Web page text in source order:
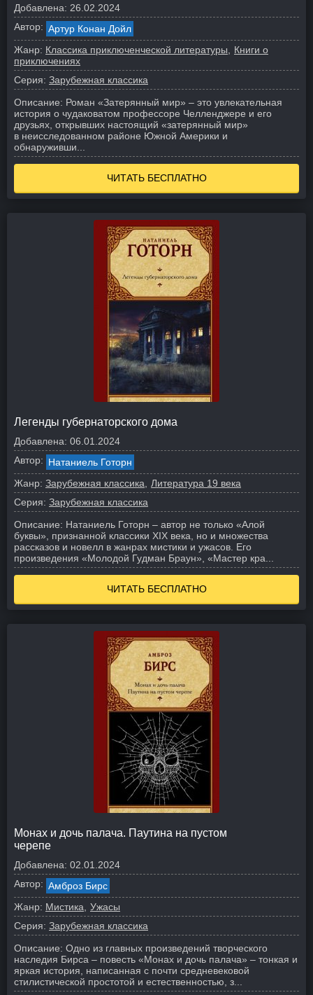
Добавлена: 26.02.2024
Автор: Артур Конан Дойл
Жанр: Классика приключенческой литературы
Книги о
приключениях
Серия: Зарубежная классика
Описание: Роман «Затерянный мир» – это увлекательная
история о чудаковатом профессоре Челленджере и его
друзьях, открывших настоящий «затерянный мир»
в неисследованном районе Южной Америки и
обнаруживши...
ЧИТАТЬ БЕСПЛАТНО
Легенды губернаторского дома
Добавлена: 06.01.2024
Автор: Натаниель Готорн
Жанр: Зарубежная классика
Литература 19 века
Серия: Зарубежная классика
Описание: Натаниель Готорн – автор не только «Алой
буквы», признанной классики XIX века, но и множества
рассказов и новелл в жанрах мистики и ужасов. Его
произведения «Молодой Гудман Браун», «Мастер кра...
ЧИТАТЬ БЕСПЛАТНО
Монах и дочь палача. Паутина на пустом
черепе
Добавлена: 02.01.2024
Автор: Амброз Бирс
Жанр: Мистика
Ужасы
Серия: Зарубежная классика
Описание: Одно из главных произведений творческого
наследия Бирса – повесть «Монах и дочь палача» – тонкая и
яркая история, написанная с почти средневековой
стилистической простотой и естественностью, з...